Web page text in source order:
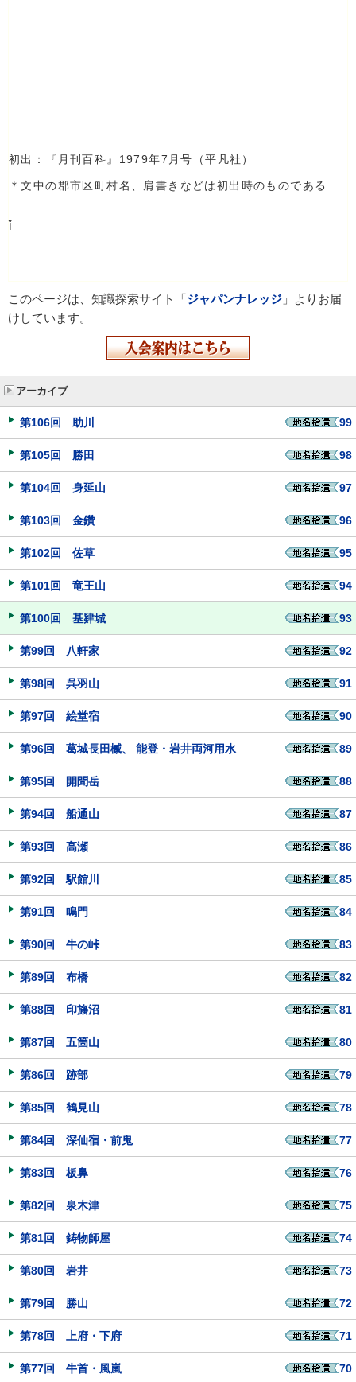
初出：『月刊百科』1979年7月号（平凡社）
＊文中の郡市区町村名、肩書きなどは初出時のものである
ǐ
このページは、知識探索サイト「ジャパンナレッジ 」よりお届
けしています。
アーカイブ
第106回 助川 99
第105回 勝田 98
第104回 身延山 97
第103回 金鑽 96
第102回 佐草 95
第101回 竜王山 94
第100回 基肄城 93
第99回 八軒家 92
第98回 呉羽山 91
第97回 絵堂宿 90
第96回 葛城長田楲、 能登・岩井両河用水 89
第95回 開聞岳 88
第94回 船通山 87
第93回 高瀬 86
第92回 駅館川 85
第91回 鳴門 84
第90回 牛の峠 83
第89回 布橋 82
第88回 印旛沼 81
第87回 五箇山 80
第86回 跡部 79
第85回 鶴見山 78
第84回 深仙宿・前鬼 77
第83回 板鼻 76
第82回 泉木津 75
第81回 鋳物師屋 74
第80回 岩井 73
第79回 勝山 72
第78回 上府・下府 71
第77回 牛首・風嵐 70